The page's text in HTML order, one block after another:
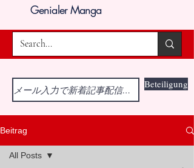
Genialer Manga
Beteiligung
Beitrag
All Posts